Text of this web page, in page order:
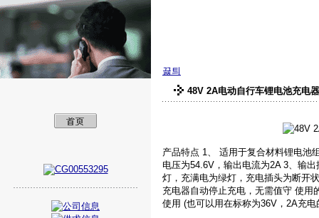
끓틔
48V 2A电动自行车锂电池充电器
产品特点 1、 适用于复合材料锂电池
电压为54.6V，输出电流为2A 3、输
灯，充满电为绿灯，充电插头为断开
充电器自动停止充电，无需值守 使用
使用 (也可以用在标称为36V，2A充